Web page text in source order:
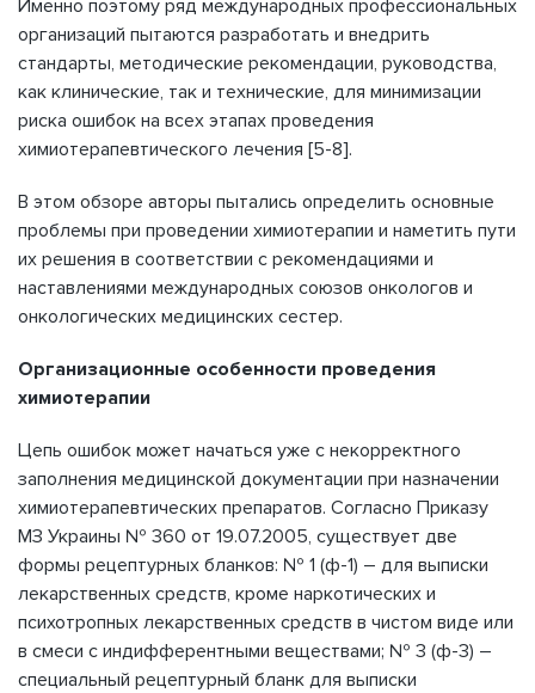
Именно поэтому ряд международных профессиональных
организаций пытаются разработать и внедрить
стандарты, методические рекомендации, руководства,
как клинические, так и технические, для минимизации
риска ошибок на всех этапах проведения
химиотерапевтического лечения [5-8].
В этом обзоре авторы пытались определить основные
проблемы при проведении химиотерапии и наметить пути
их решения в соответствии с рекомендациями и
наставлениями международных союзов онкологов и
онкологических медицинских сестер.
Организационные особенности проведения
химиотерапии
Цепь ошибок может начаться уже с некорректного
заполнения медицинской документации при назначении
химиотерапевтических препаратов. Согласно Приказу
МЗ Украины № 360 от 19.07.2005, существует две
формы рецептурных бланков: № 1 (ф-1) – для выписки
лекарственных средств, кроме наркотических и
психотропных лекарственных средств в чистом виде или
в смеси с индифферентными веществами; № 3 (ф-3) –
специальный рецептурный бланк для выписки